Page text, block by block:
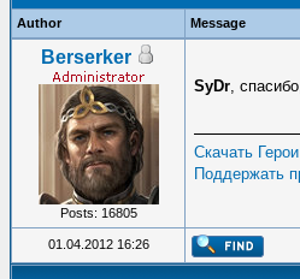
Author Message
Berserker
Posts: 16805
SyDr,
Скачать
Поддержать
01.04.2012 16:26